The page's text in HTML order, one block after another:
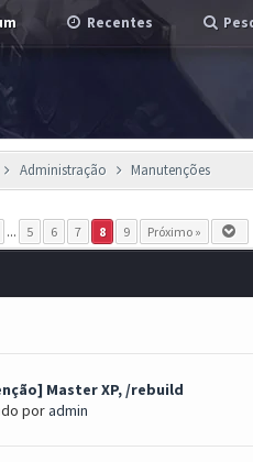
Recentes
Administração Manutenções
... 5 6 7 8 9 Próximo »
Master XP, /rebuild
poradmin